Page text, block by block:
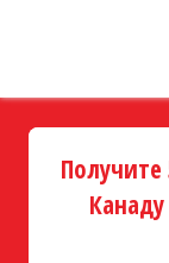
Получите